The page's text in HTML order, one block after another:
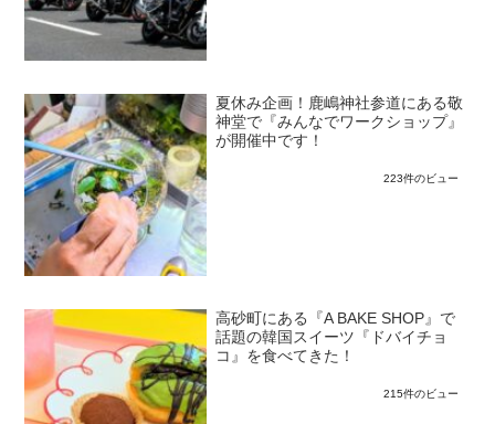
夏休み企画！鹿嶋神社参道にある敬
神堂で『みんなでワークショップ』
が開催中です！
223件のビュー
高砂町にある『A BAKE SHOP』で
話題の韓国スイーツ『ドバイチョ
コ』を食べてきた！
215件のビュー